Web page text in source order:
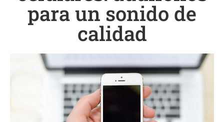
para un sonido de
calidad